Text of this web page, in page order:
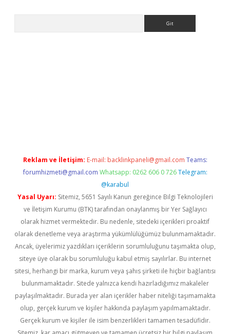
Reklam ve İletişim: E-mail: backlinkpaneli@gmail.com Teams:
forumhizmeti@gmail.com Whatsapp: 0262 606 0 726 Telegram:
@karabul
Yasal Uyarı: Sitemiz, 5651 Sayılı Kanun gereğince Bilgi Teknolojileri
ve İletişim Kurumu (BTK) tarafından onaylanmış bir Yer Sağlayıcı
olarak hizmet vermektedir. Bu nedenle, sitedeki içerikleri proaktif
olarak denetleme veya araştırma yükümlülüğümüz bulunmamaktadır.
Ancak, üyelerimiz yazdıkları içeriklerin sorumluluğunu taşımakta olup,
siteye üye olarak bu sorumluluğu kabul etmiş sayılırlar. Bu internet
sitesi, herhangi bir marka, kurum veya şahıs şirketi ile hiçbir bağlantısı
bulunmamaktadır. Sitede yalnızca kendi hazırladığımız makaleler
paylaşılmaktadır. Burada yer alan içerikler haber niteliği taşımamakta
olup, gerçek kurum ve kişiler hakkında paylaşım yapılmamaktadır.
Gerçek kurum ve kişiler ile isim benzerlikleri tamamen tesadüfidir.